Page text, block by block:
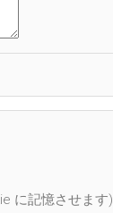
に記憶させます)